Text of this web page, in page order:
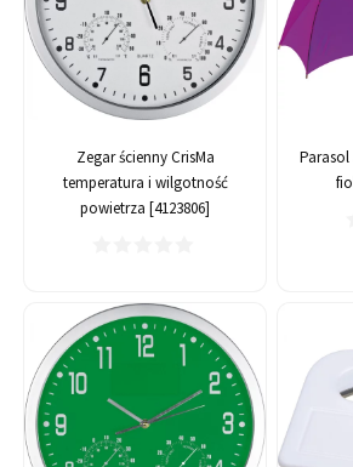
Zegar ścienny CrisMa
temperatura i wilgotność
powietrza [4123806]